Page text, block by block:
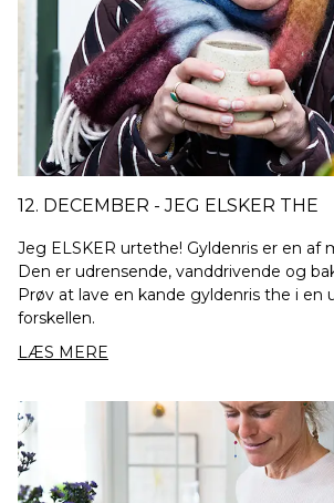
12. DECEMBER - JEG ELSKER THE
Jeg ELSKER urtethe! Gyldenris er en af
Den er udrensende, vanddrivende og
Prøv at lave en kande gyldenris the i
forskellen.
LÆS MERE